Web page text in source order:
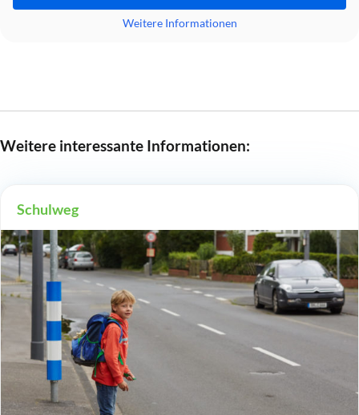
Weitere Informationen
Weitere interessante Informationen:
Schulweg